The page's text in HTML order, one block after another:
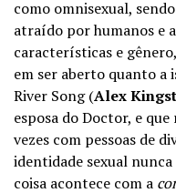
como omnisexual,
atraído por humanos e
características e
em ser aberto quanto a
River Song (Alex
esposa do Doctor, e
vezes com pessoas de
identidade sexual
coisa acontece com a